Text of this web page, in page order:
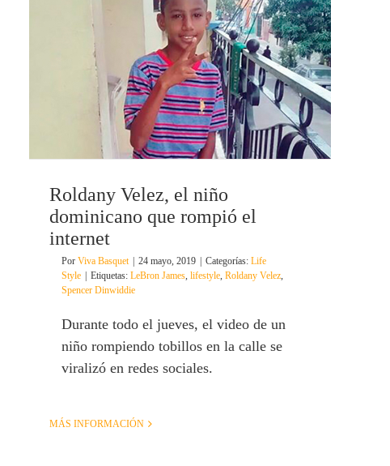
Roldany Velez, el niño
dominicano que rompió el
internet
Por Viva Basquet 24 mayo, 2019 Categorías: Life
Style
Etiquetas: LeBron James, lifestyle, Roldany Velez,
Spencer Dinwiddie
Durante todo el jueves, el video de un
niño rompiendo tobillos en la calle se
viralizó en redes sociales.
MÁS INFORMACIÓN